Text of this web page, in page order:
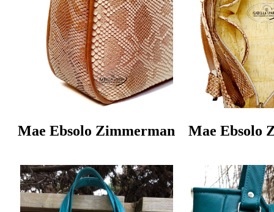
Mae Ebsolo Zimmerman Mae Ebsolo